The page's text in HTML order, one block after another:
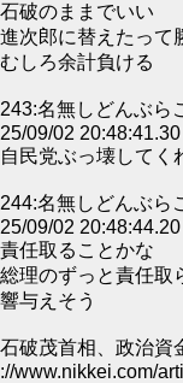
石破のままでいい
進次郎に替えたって
むしろ余計負ける
243:名無しどんぶら
25/09/02
自民党ぶっ壊してく
244:名無しどんぶら
25/09/02
責任取ることかな
総理のずっと責任取
響与えそう
石破茂首相、政治
://www.nikkei.com/